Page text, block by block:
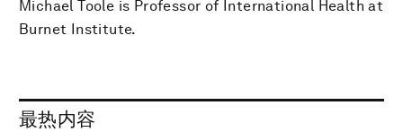
Michael Toole is Professor of International Health at
Burnet Institute.
最热内容